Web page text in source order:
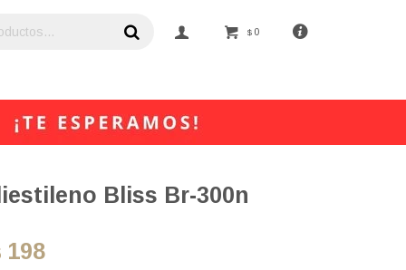
$ 0
Bliss Br-300n
198